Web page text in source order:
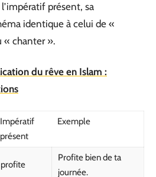
présent, sa
identique à celui de «
« chanter ».
du rêve en Islam :
Impératif
présent
Exemple
profite
Profite bien de ta
journée.